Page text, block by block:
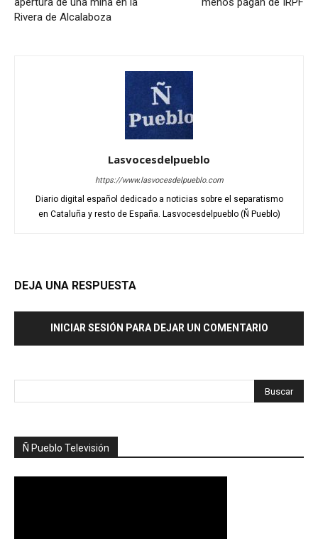
Rivera de Alcalaboza
Lasvocesdelpueblo
https://www.lasvocesdelpueblo.com
Diario digital español dedicado a noticias sobre el separatismo
en Cataluña y resto de España. Lasvocesdelpueblo (Ñ Pueblo)
DEJA UNA RESPUESTA
INICIAR SESIÓN PARA DEJAR UN COMENTARIO
Ñ Pueblo Televisión